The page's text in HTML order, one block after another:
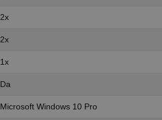
2x
2x
1x
Da
Microsoft Windows 10 Pro